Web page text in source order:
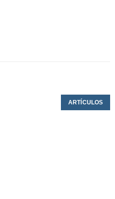
ARTÍCULOS